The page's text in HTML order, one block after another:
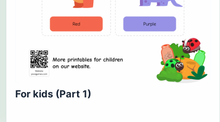
For kids (Part 1)